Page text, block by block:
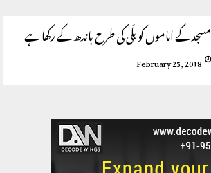
مسجد کے اماموں کو بلّی کی طرح باندھ کے رکھا ہے
February 25, 2018